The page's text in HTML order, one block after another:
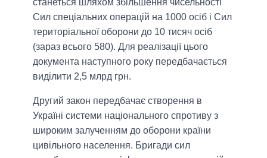
Сил спеціальних операцій на 1000 осіб і Сил
територіальної оборони до 10 тисяч осіб
(зараз всього 580). Для реалізації цього
документа наступного року передбачається
виділити 2,5 млрд грн.
Другий закон передбачає створення в
Україні системи національного спротиву з
широким залученням до оборони країни
цивільного населення. Бригади сил